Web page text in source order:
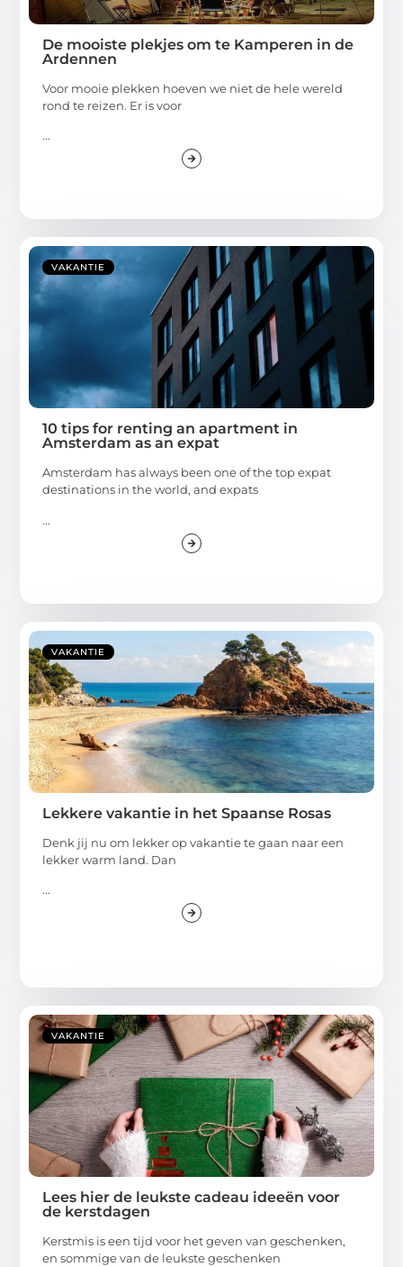
De mooiste plekjes om te Kamperen in de
Ardennen
Voor mooie plekken hoeven we niet de hele wereld
rond te reizen. Er is voor
...
VAKANTIE
10 tips for renting an apartment in
Amsterdam as an expat
Amsterdam has always been one of the top expat
destinations in the world, and expats
...
VAKANTIE
Lekkere vakantie in het Spaanse Rosas
Denk jij nu om lekker op vakantie te gaan naar een
lekker warm land. Dan
...
VAKANTIE
Lees hier de leukste cadeau ideeën voor
de kerstdagen
Kerstmis is een tijd voor het geven van geschenken,
en sommige van de leukste geschenken